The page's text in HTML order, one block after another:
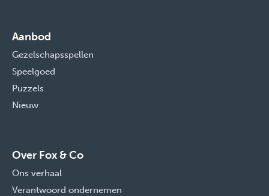
Aanbod
Gezelschapsspellen
Speelgoed
Puzzels
Nieuw
Over Fox & Co
Ons verhaal
Verantwoord ondernemen